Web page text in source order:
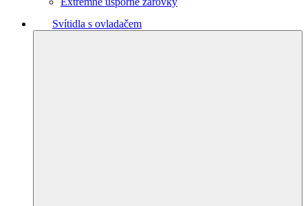
Svítidla s ovladačem